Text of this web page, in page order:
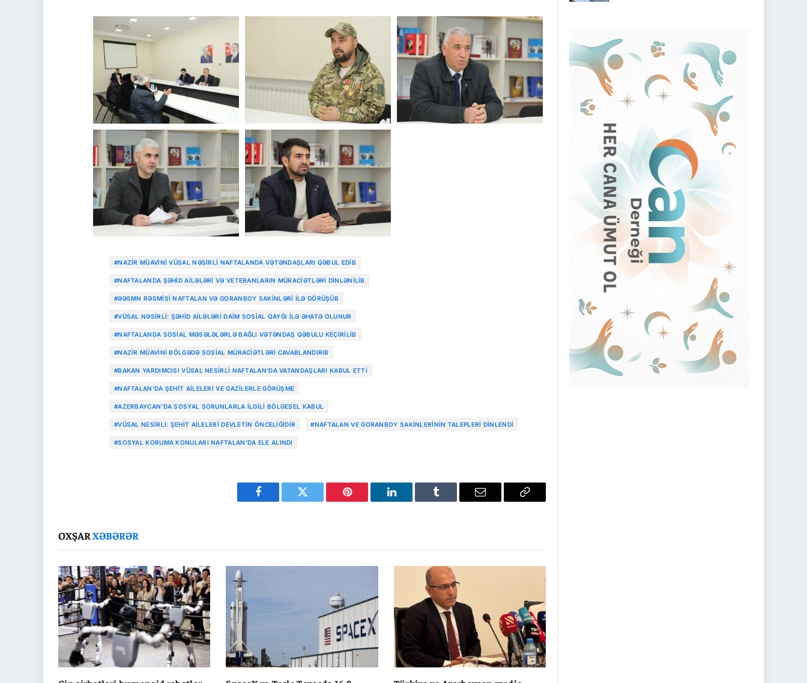
#NAZIR MÜAVINI VÜSAL NƏSIRLI NAFTALANDA VƏTƏNDAŞLARI QƏBUL EDIB
#NAFTALANDA ŞƏHID AILƏLƏRI VƏ VETERANLARIN MÜRACIƏTLƏRI DINLƏNILIB
#ƏƏSMN RƏSMISI NAFTALAN VƏ GORANBOY SAKINLƏRI ILƏ GÖRÜŞÜB
#VÜSAL NƏSIRLI: ŞƏHID AILƏLƏRI DAIM SOSIAL QAYĞI ILƏ ƏHATƏ OLUNUR
#NAFTALANDA SOSIAL MƏSƏLƏLƏRLƏ BAĞLI VƏTƏNDAŞ QƏBULU KEÇIRILIB
#NAZIR MÜAVINI BÖLGƏDƏ SOSIAL MÜRACIƏTLƏRI CAVABLANDIRIB
#BAKAN YARDIMCISI VÜSAL NESIRLI NAFTALAN’DA VATANDAŞLARI KABUL ETTI
#NAFTALAN’DA ŞEHIT AILELERI VE GAZILERLE GÖRÜŞME
#AZERBAYCAN’DA SOSYAL SORUNLARLA ILGILI BÖLGESEL KABUL
#VÜSAL NESIRLI: ŞEHIT AILELERI DEVLETIN ÖNCELIĞIDIR #NAFTALAN VE GORANBOY SAKINLERININ TALEPLERI DINLENDI
#SOSYAL KORUMA KONULARI NAFTALAN’DA ELE ALINDI
Facebook Twitter Pinterest LinkedIn Tumblr Email
Copy
OXŞARXƏBƏRƏR